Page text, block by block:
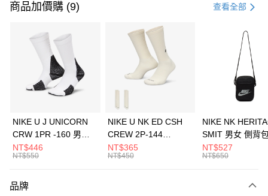
信用卡一次付款
3 期 0 利率 每期 21家銀行
合作金庫商業銀行
第一商業銀行
華南商業銀行
彰化商業銀行
上海商業儲蓄銀行
元大商業銀行
台灣樂天信用卡公司
Apple Pay
全盈+PAY
AFTEE先享後付
【關於「AFTEE先享後付」】
商品加價購 (9) 查看全部
NIKE U J UNICORN
CRW 1PR -160 男女
中統襪 FZ3393100
NT$446
NT$550
NIKE U NK ED CSH
CREW 2P-144
EMBRDY 男女 短統襪
FZ3073133
NT$365
NT$450
NIKE NK
SMIT 男女 側背
BA5871010
NT$527
NT$650
品牌